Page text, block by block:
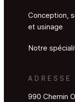
Conception,
et usinage
Notre
ADRESSE
990 Chemin